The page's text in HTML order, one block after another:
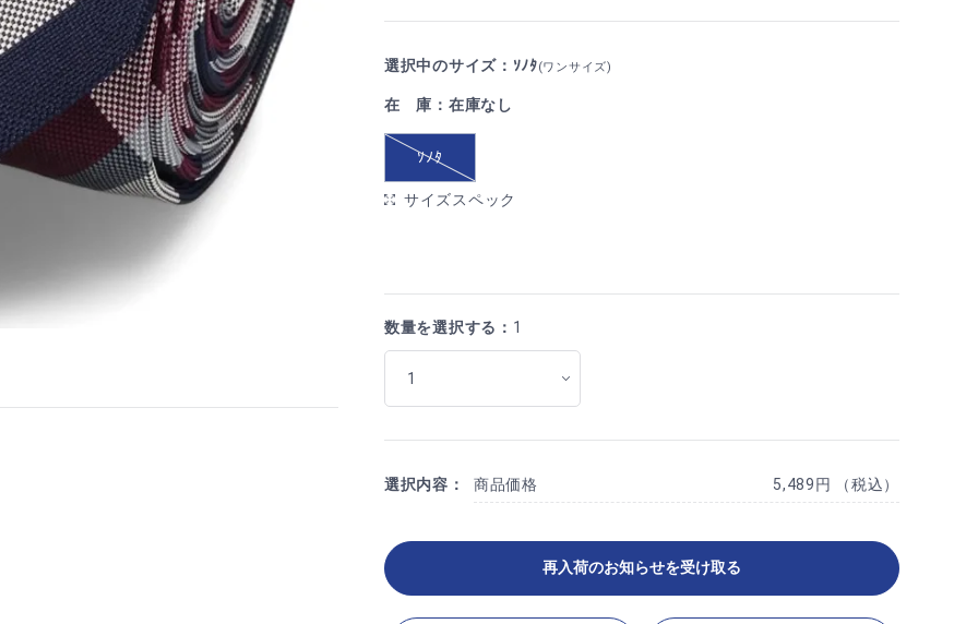
選択中のサイズ：ｿﾉﾀ(ワンサイズ)
在 庫：在庫なし
ｿﾉﾀ
サイズスペック
数量を選択する： 1
選択内容： 商品価格 5,489円 （税込）
再入荷のお知らせを受け取る